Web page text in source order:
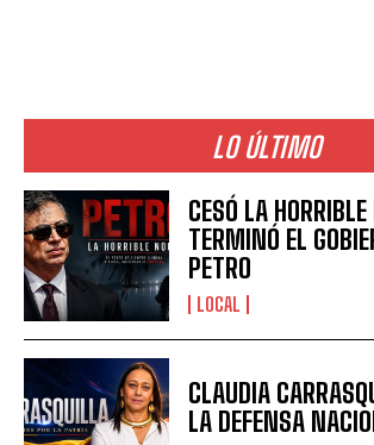
LO ÚLTIMO
CESÓ LA
TERMINÓ EL
PETRO
LOCAL
CLAUDIA
LA DEFENSA